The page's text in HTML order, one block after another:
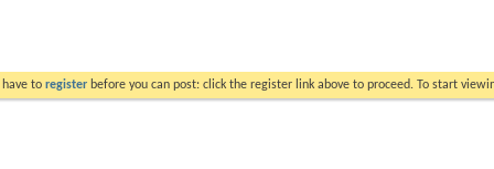
to register before you can post: click the register link above to proceed. To start